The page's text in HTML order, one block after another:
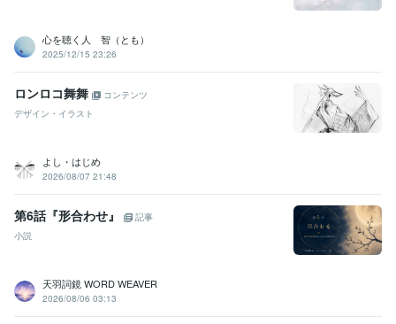
心を聴く人 智（とも）
2025/12/15 23:26
ロンロコ舞舞
コンテンツ
デザイン・イラスト
よし・はじめ
2026/08/07 21:48
第6話『形合わせ』
記事
小説
天羽詞鏡 WORD WEAVER
2026/08/06 03:13